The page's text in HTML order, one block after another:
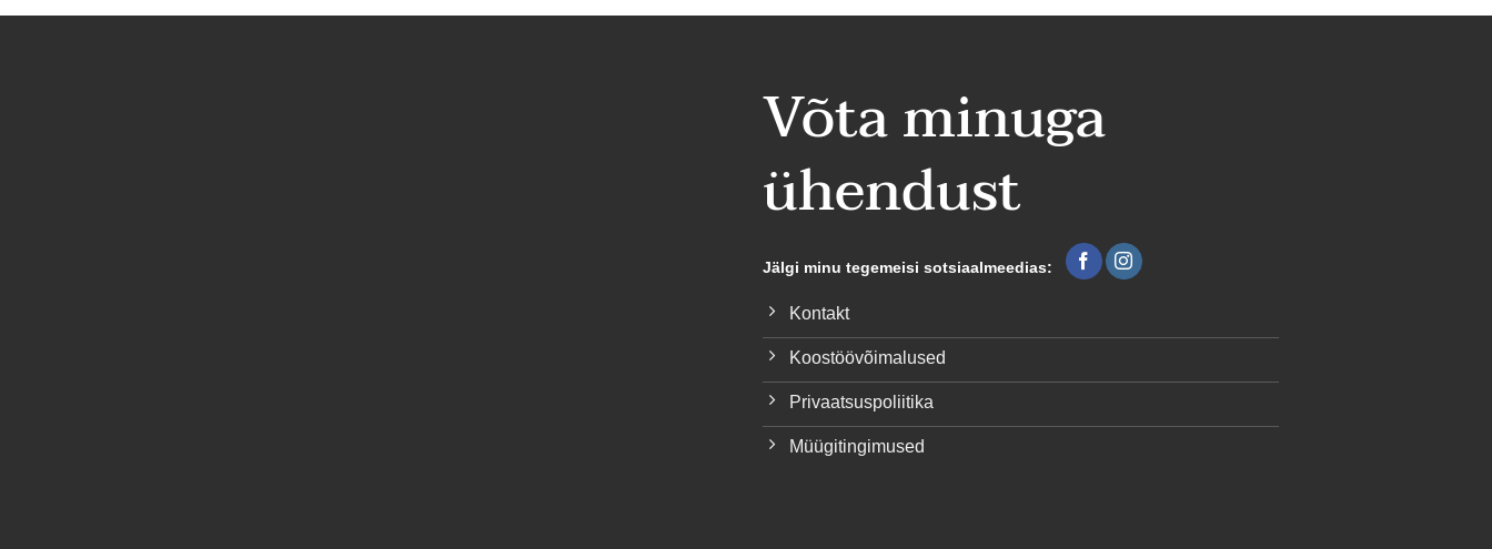
Võta minuga
ühendust
Jälgi minu tegemeisi sotsiaalmeedias:
Kontakt
Koostöövõimalused
Privaatsuspoliitika
Müügitingimused